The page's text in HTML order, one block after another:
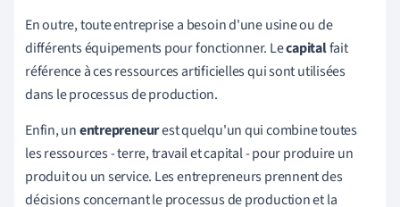
En outre, toute entreprise a besoin d'une usine ou de
différents équipements pour fonctionner. Lecapitalfait
référence à ces ressources artificielles qui sont utilisées
dans le processus de production.
Enfin, unentrepreneurest quelqu'un qui combine toutes
les ressources - terre, travail et capital - pour produire un
produit ou un service. Les entrepreneurs prennent des
décisions concernant le processus de production et la